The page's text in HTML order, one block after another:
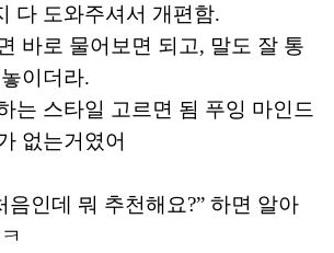
다 도와주셔서 개편함.
바로 물어보면 되고, 말도 잘 통
이더라.
는 스타일 고르면 됨 푸잉 마인드
없는거였어
음인데 뭐 추천해요?” 하면 알아